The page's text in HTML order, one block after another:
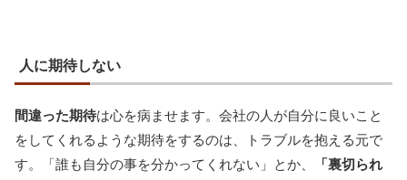
人に期待しない
間違った期待は心を病ませます。会社の人が自分に良いこと
をしてくれるような期待をするのは、トラブルを抱える元で
す。「誰も自分の事を分かってくれない」とか、
「裏切られ